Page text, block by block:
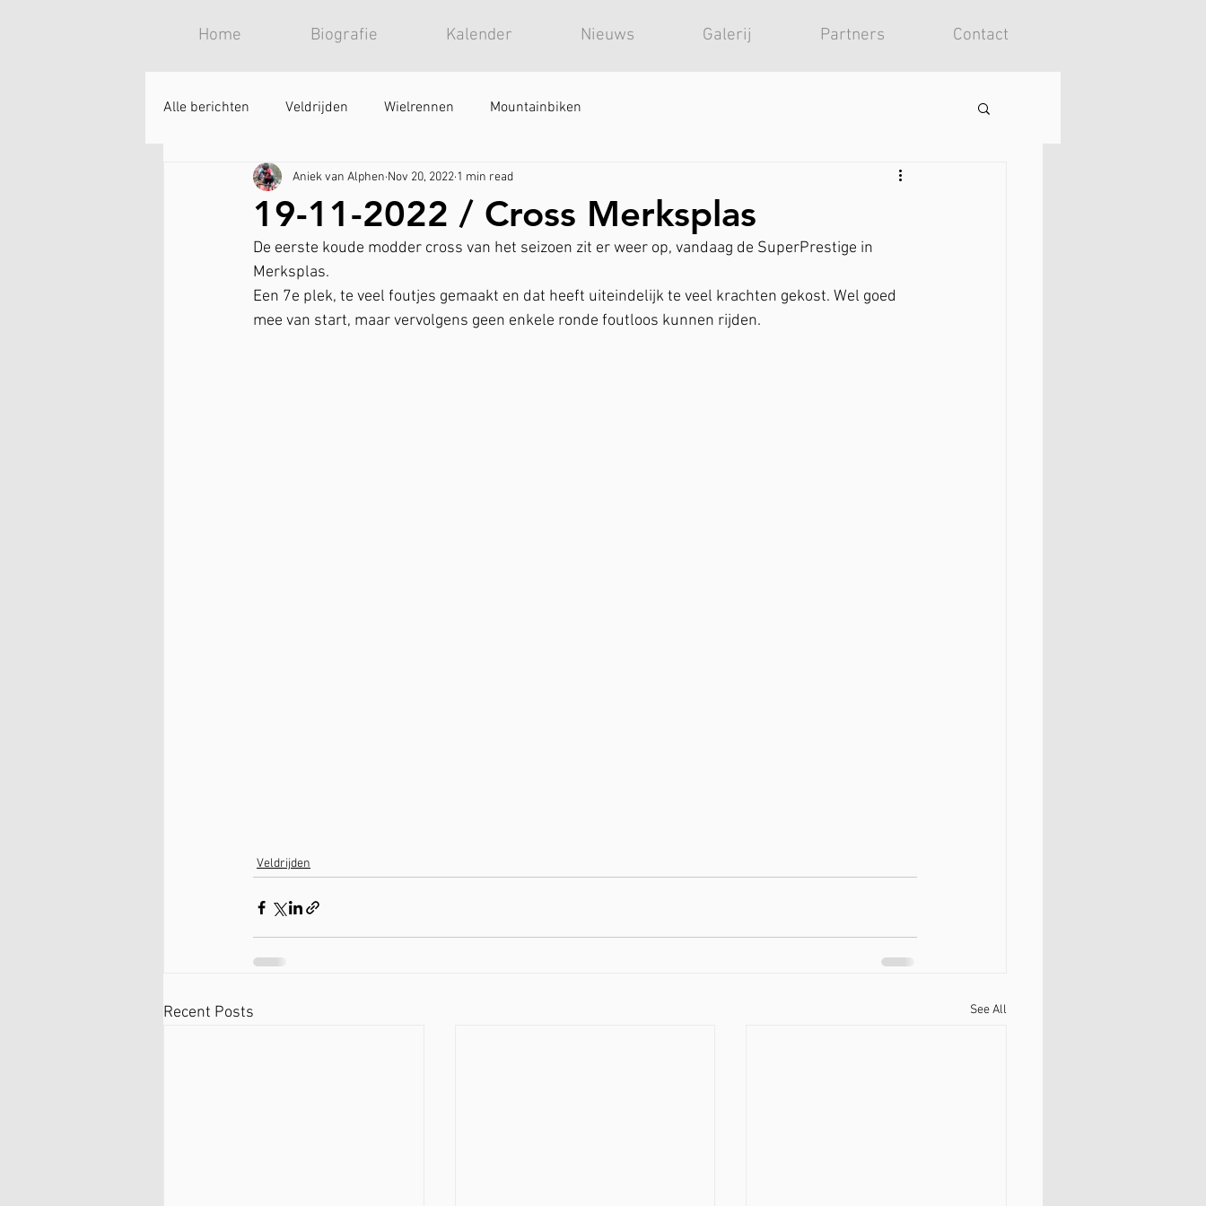
Home Biografie Kalender Nieuws Galerij Partners Contact
Alle berichten Veldrijden Wielrennen Mountainbiken
19-11-2022 / Cross Merksplas
Aniek van Alphen Nov 20, 2022 1 min read
De eerste koude modder cross van het seizoen zit er weer op, vandaag de SuperPrestige in
Merksplas.
Een 7e plek, te veel foutjes gemaakt en dat heeft uiteindelijk te veel krachten gekost. Wel goed
mee van start, maar vervolgens geen enkele ronde foutloos kunnen rijden.
Veldrijden
Recent Posts See All